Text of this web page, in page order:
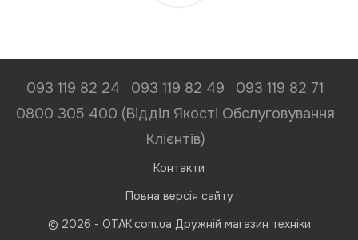
093 119 82 24 093 119 82 49
093 119 82 71
0800 305 400 (Відділ Якості Обслуговування
Клієнтів)
Контакти
Повна версія сайту
© 2026 - ОТАК.com.ua Дружній магазин техніки